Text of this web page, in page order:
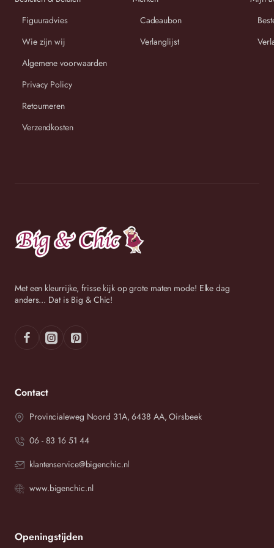
Wij streven ernaar om binnen 2-3 werkdagen uw bestelling
te versturen.
Figuuradvies
Wie zijn wij
Algemene voorwaarden
Privacy Policy
Retourneren
Verzendkosten
Cadeaubon
Verlanglijst
Met een kleurrijke, frisse kijk op grote maten mode! Elke dag
anders... Dat is Big & Chic!
Contact
Provincialeweg Noord 31A, 6438 AA, Oirsbeek
06 - 83 16 51 44
klantenservice@bigenchic.nl
www.bigenchic.nl
Openingstijden